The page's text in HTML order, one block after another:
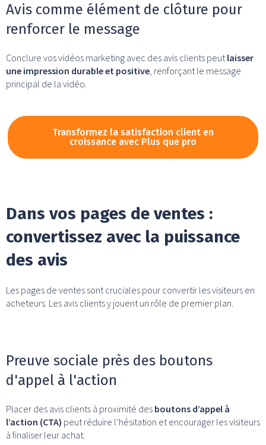
Avis comme élément de clôture pour
renforcer le message
Conclure vos vidéos marketing avec des avis clients peut laisser
une impression durable et positive , renforçant le message
principal de la vidéo.
Transformez la satisfaction client en
croissance avec Plus que pro
Dans vos pages de ventes :
convertissez avec la puissance
des avis
Les pages de ventes sont cruciales pour convertir les visiteurs en
acheteurs. Les avis clients y jouent un rôle de premier plan.
Preuve sociale près des boutons
d'appel à l'action
Placer des avis clients à proximité des boutons d’appel à
l’action (CTA) peut réduire l’hésitation et encourager les visiteurs
à finaliser leur achat.